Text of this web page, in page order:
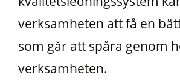
verksamheten att få en
som går att spåra genom
verksamheten.